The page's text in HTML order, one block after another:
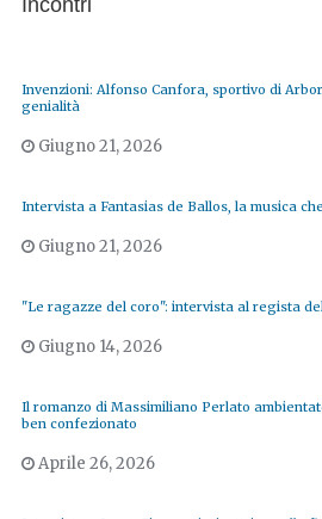
Incontri
Invenzioni: Alfonso Canfora, sportivo di
genialità
Giugno 21, 2026
Intervista a Fantasias de Ballos, la musica
Giugno 21, 2026
"Le ragazze del coro": intervista al regista
Giugno 14, 2026
Il romanzo di Massimiliano Perlato
ben confezionato
Aprile 26, 2026